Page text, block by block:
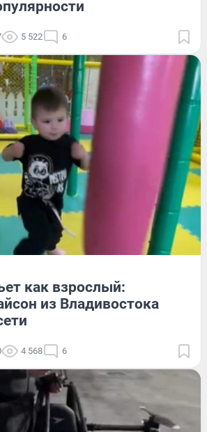
5 522 6
как взрослый:
из Владивостока
4 568 6